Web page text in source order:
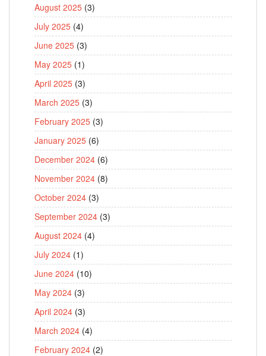
August 2025 (3)
July 2025 (4)
June 2025 (3)
May 2025 (1)
April 2025 (3)
March 2025 (3)
February 2025 (3)
January 2025 (6)
December 2024 (6)
November 2024 (8)
October 2024 (3)
September 2024 (3)
August 2024 (4)
July 2024 (1)
June 2024 (10)
May 2024 (3)
April 2024 (3)
March 2024 (4)
February 2024 (2)